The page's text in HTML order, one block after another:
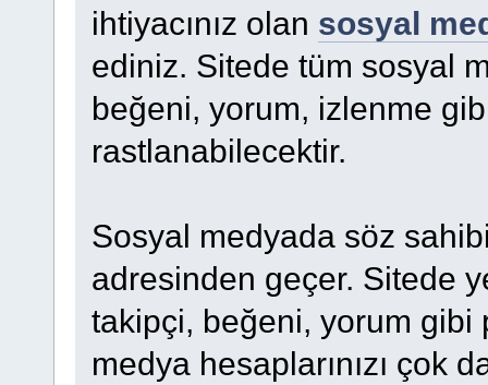
ihtiyacınız olan sosyal
ediniz. Sitede tüm sosyal
beğeni, yorum, izlenme
rastlanabilecektir.
Sosyal medyada söz
adresinden geçer. Sitede
takipçi, beğeni, yorum gibi
medya hesaplarınızı çok